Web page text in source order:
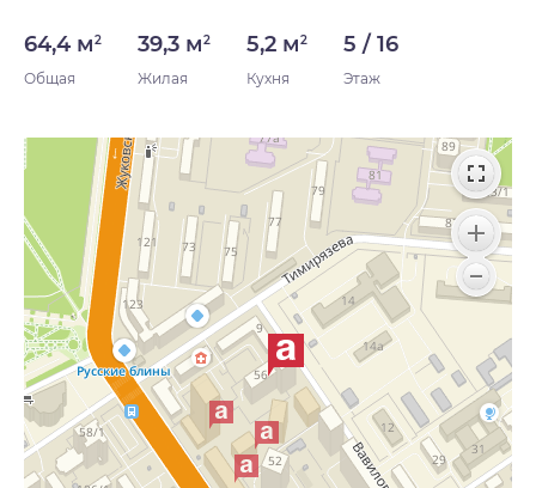
64,4 м2
Общая
39,3 м2
Жилая
5,2 м2
Кухня
5 / 16
Этаж